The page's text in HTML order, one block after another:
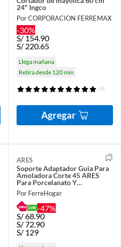
24" Ingco
Por CORPORACION FERREMAX
-30%
S/154.90
S/ 220.65
Llega mañana
Retira desde 120 min
(6)
Agregar
ARES
Soporte Adaptador Guia Para
Amoladora Corte 45 ARES
Para Porcelanato Y
MAYOLICAS
Por FerreHogar
-47%
S/68.90
S/72.90
S/ 129